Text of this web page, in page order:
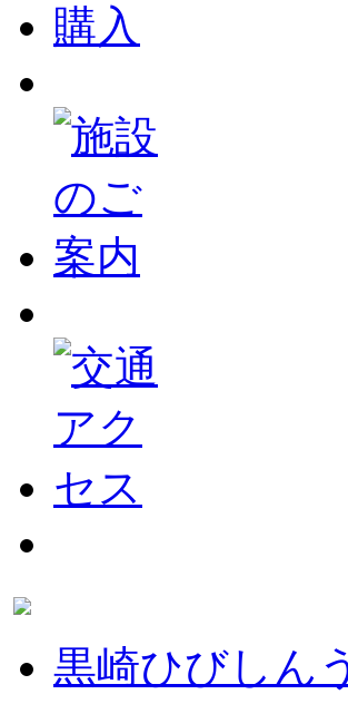
黒崎ひびしん